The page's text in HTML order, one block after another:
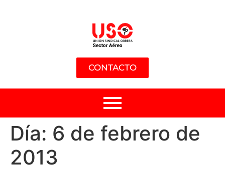
CONTACTO
Día: 6 de febrero de
2013